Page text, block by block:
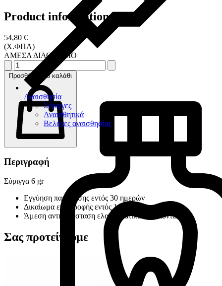
Αναισθησία
Σύριγγες
Αναισθητικά
Βελόνες αναισθησίας
Product information
54,80 €
(Χ.ΦΠΑ)
ΑΜΕΣΑ ΔΙΑΘΕΣΙΜΟ
Προσθήκη στο καλάθι
Περιγραφή
Σύριγγα 6 gr
Εγγύηση παράδοσης εντός 30 ημερών
Δικαίωμα επιστροφής εντός 14 ημερών
Άμεση αντικατάσταση ελαττωματικών προϊόντων
Σας προτείνουμε